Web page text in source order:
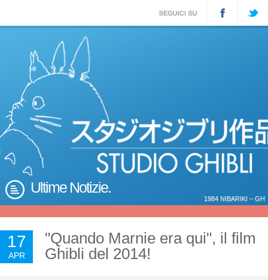
Ultime Notizie.
1984 NIBARIKI – GH
17
APR
"Quando Marnie era qui", il film
Ghibli del 2014!